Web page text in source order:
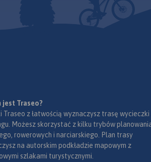
jest Traseo?
Traseo z łatwością wyznaczysz trasę wycieczki
Możesz skorzystać z kilku trybów
rowerowych i narciarskiego. Plan trasy
na autorskim podkładzie mapowym z
szlakami turystycznymi.